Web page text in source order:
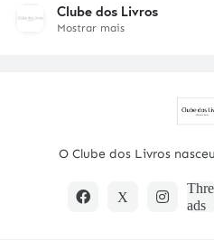
Clube dos Livros
Mostrar mais
O Clube dos Livros